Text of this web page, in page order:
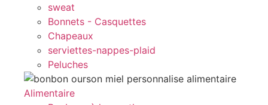
sweat
Bonnets - Casquettes
Chapeaux
serviettes-nappes-plaid
Peluches
Alimentaire